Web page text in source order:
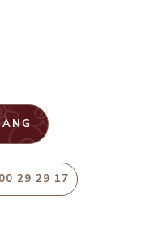
29 29 17